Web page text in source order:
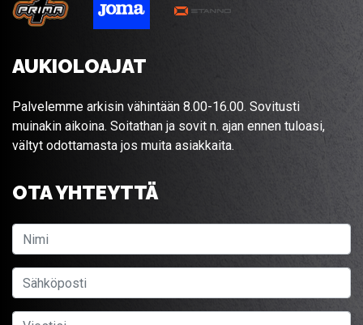
AUKIOLOAJAT
Palvelemme arkisin vähintään 8.00-16.00. Sovitusti
muinakin aikoina. Soitathan ja sovit n. ajan ennen tuloasi,
vältyt odottamasta jos muita asiakkaita.
OTA YHTEYTTÄ